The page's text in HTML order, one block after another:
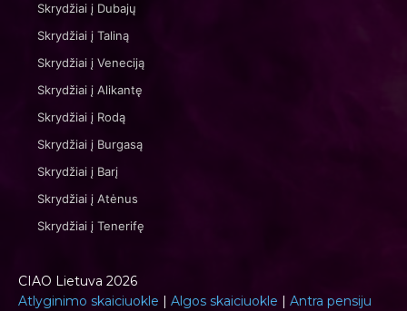
Skrydžiai į Dubajų
Skrydžiai į Taliną
Skrydžiai į Veneciją
Skrydžiai į Alikantę
Skrydžiai į Rodą
Skrydžiai į Burgasą
Skrydžiai į Barį
Skrydžiai į Atėnus
Skrydžiai į Tenerifę
CIAO Lietuva 2026
Atlyginimo skaiciuokle | Algos skaiciuokle | Antra pensiju